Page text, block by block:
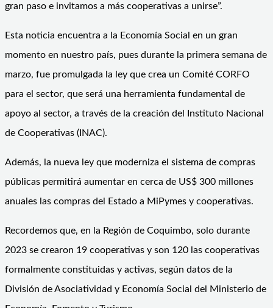
gran paso e invitamos a más cooperativas a unirse”.
Esta noticia encuentra a la Economía Social en un gran
momento en nuestro país, pues durante la primera semana de
marzo, fue promulgada la ley que crea un Comité CORFO
para el sector, que será una herramienta fundamental de
apoyo al sector, a través de la creación del Instituto Nacional
de Cooperativas (INAC).
Además, la nueva ley que moderniza el sistema de compras
públicas permitirá aumentar en cerca de US$ 300 millones
anuales las compras del Estado a MiPymes y cooperativas.
Recordemos que, en la Región de Coquimbo, solo durante
2023 se crearon 19 cooperativas y son 120 las cooperativas
formalmente constituidas y activas, según datos de la
División de Asociatividad y Economía Social del Ministerio de